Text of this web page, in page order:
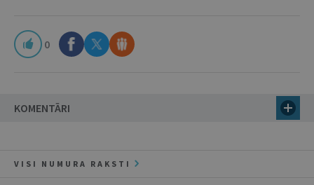
0
KOMENTĀRI
VISI NUMURA RAKSTI